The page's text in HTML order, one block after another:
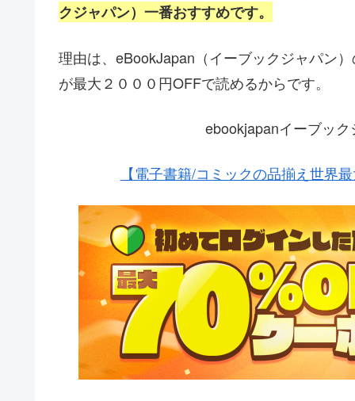
クジャパン）一番おすすめです。
理由は、eBookJapan（イーブックジャパン
が最大２０００円OFFで読めるからです。
ebookjapanイーブッ
【電子書籍/コミックの品揃え世界